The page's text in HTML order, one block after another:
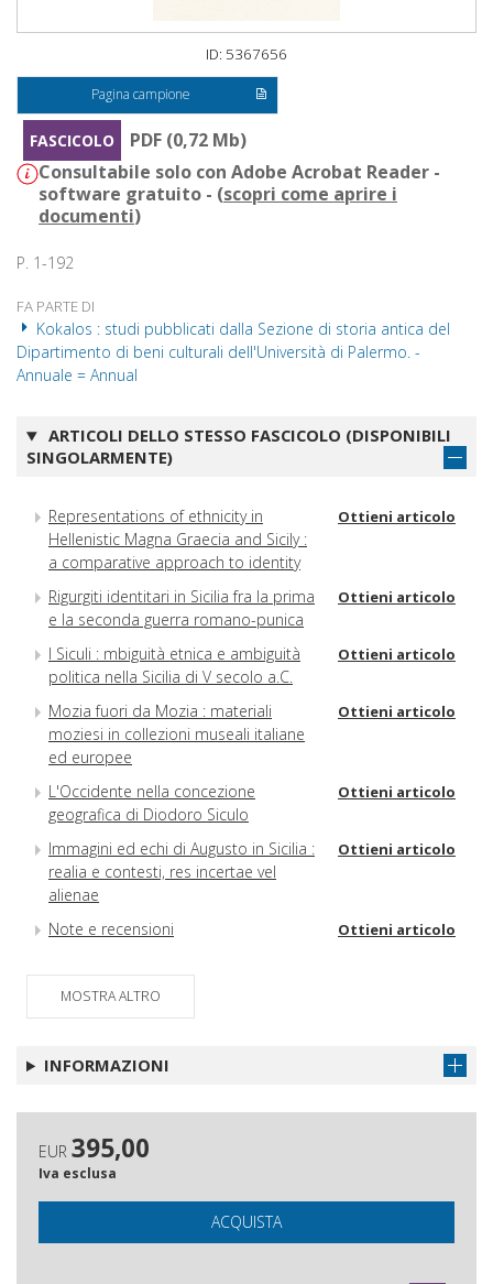
ID: 5367656
Pagina campione
FASCICOLO
PDF (0,72 Mb)
Consultabile solo con Adobe Acrobat Reader -
software gratuito - (scopri come aprire i
documenti)
P. 1-192
FA PARTE DI
Kokalos : studi pubblicati dalla Sezione di storia antica del
Dipartimento di beni culturali dell'Università di Palermo. -
Annuale = Annual
ARTICOLI DELLO STESSO FASCICOLO (DISPONIBILI
SINGOLARMENTE)
Representations of ethnicity in
Hellenistic Magna Graecia and Sicily :
a comparative approach to identity
Ottieni articolo
Rigurgiti identitari in Sicilia fra la prima
e la seconda guerra romano-punica
Ottieni articolo
I Siculi : mbiguità etnica e ambiguità
politica nella Sicilia di V secolo a.C.
Ottieni articolo
Mozia fuori da Mozia : materiali
moziesi in collezioni museali italiane
ed europee
Ottieni articolo
L'Occidente nella concezione
geografica di Diodoro Siculo
Ottieni articolo
Immagini ed echi di Augusto in Sicilia :
realia e contesti, res incertae vel
alienae
Ottieni articolo
Note e recensioni Ottieni articolo
MOSTRA ALTRO
INFORMAZIONI
EUR 395,00
Iva esclusa
ACQUISTA